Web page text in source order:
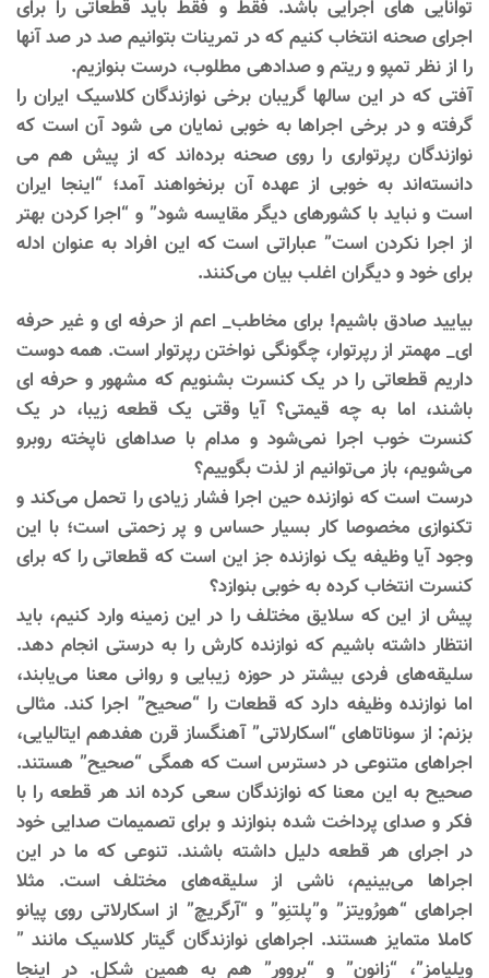
توانایی های اجرایی باشد. فقط و فقط باید قطعاتی را برای
اجرای صحنه انتخاب کنیم که در تمرینات بتوانیم صد در صد آنها
را از نظر تمپو و ریتم و صدادهی مطلوب، درست بنوازیم.
آفتی که در این سالها گریبان برخی نوازندگان کلاسیک ایران را
گرفته و در برخی اجراها به خوبی نمایان می شود آن است که
نوازندگان رپرتواری را روی صحنه برده‌اند که از پیش هم می
دانسته‌اند به خوبی از عهده آن برنخواهند آمد؛ “اینجا ایران
است و نباید با کشورهای دیگر مقایسه شود” و “اجرا کردن بهتر
از اجرا نکردن است” عباراتی است که این افراد به عنوان ادله
برای خود و دیگران اغلب بیان می‌کنند.
بیایید صادق باشیم! برای مخاطب_ اعم از حرفه ای و غیر حرفه
ای_ مهمتر از رپرتوار، چگونگی نواختن رپرتوار است. همه دوست
داریم قطعاتی را در یک کنسرت بشنویم که مشهور و حرفه ای
باشند، اما به چه قیمتی؟ آیا وقتی یک قطعه زیبا، در یک
کنسرت خوب اجرا نمی‌شود و مدام با صداهای ناپخته روبرو
می‌شویم، باز می‌توانیم از لذت بگوییم؟
درست است که نوازنده حین اجرا فشار زیادی را تحمل می‌کند و
تکنوازی مخصوصا کار بسیار حساس و پر زحمتی است؛ با این
وجود آیا وظیفه یک نوازنده جز این است که قطعاتی را که برای
کنسرت انتخاب کرده به خوبی بنوازد؟
پیش از این که سلایق مختلف را در این زمینه وارد کنیم، باید
انتظار داشته باشیم که نوازنده کارش را به درستی انجام دهد.
سلیقه‌های فردی بیشتر در حوزه زیبایی و روانی معنا می‌یابند،
اما نوازنده وظیفه دارد که قطعات را “صحیح” اجرا کند. مثالی
بزنم: از سوناتاهای “اسکارلاتی” آهنگساز قرن هفدهم ایتالیایی،
اجراهای متنوعی در دسترس است که همگی “صحیح” هستند.
صحیح به این معنا که نوازندگان سعی کرده اند هر قطعه را با
فکر و صدای پرداخت شده بنوازند و برای تصمیمات صدایی خود
در اجرای هر قطعه دلیل داشته باشند. تنوعی که ما در این
اجراها می‌بینیم، ناشی از سلیقه‌های مختلف است. مثلا
اجراهای “هورُویتز” و”پلتنِو” و “آرگریچ” از اسکارلاتی روی پیانو
کاملا متمایز هستند. اجراهای نوازندگان گیتار کلاسیک مانند ”
ویلیامز”، “زانون” و “بروور” هم به همین شکل. در اینجا